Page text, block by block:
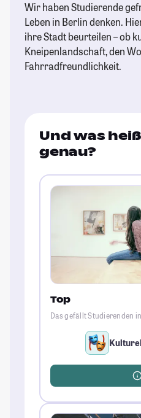
Wir haben Studierende
Leben in Berlin denken.
ihre Stadt beurteilen – ob
Kneipenlandschaft, den
Fahrradfreundlichkeit.
Und was
genau?
Top
Das gefällt Studierenden